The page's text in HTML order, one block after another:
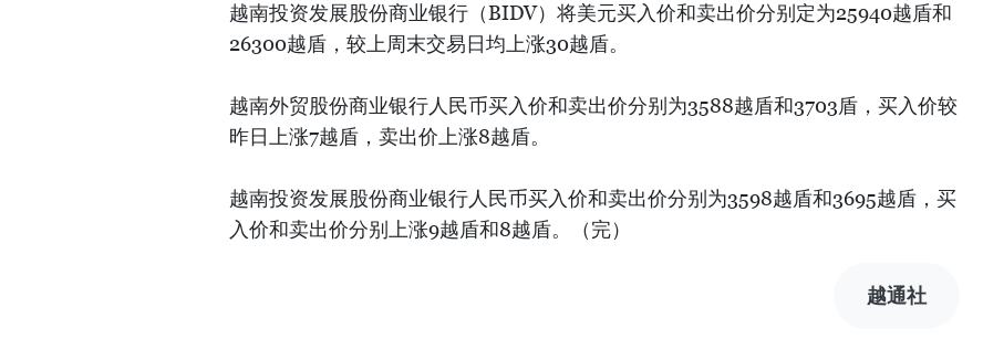
越南投资发展股份商业银行（BIDV）将美元买入价和卖出价分别定为25940越盾和
26300越盾，较上周末交易日均上涨30越盾。
越南外贸股份商业银行人民币买入价和卖出价分别为3588越盾和3703盾，买入价较
昨日上涨7越盾，卖出价上涨8越盾。
越南投资发展股份商业银行人民币买入价和卖出价分别为3598越盾和3695越盾，买
入价和卖出价分别上涨9越盾和8越盾。（完）
越通社